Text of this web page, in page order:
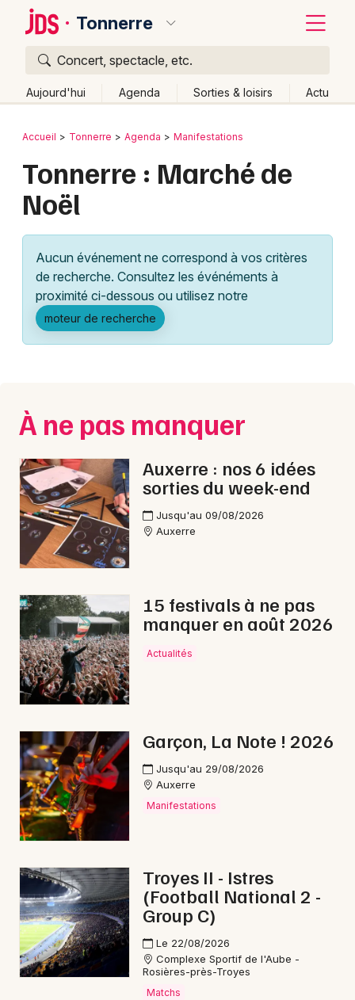
Tonnerre
Concert, spectacle, etc.
Aujourd'hui Agenda Sorties & loisirs Actu
Publier un événement
Grands événements
Activité & Expérience
Manifestations
Foires & salons
Concerts
Sports
Soirées
Sorties famille
Sorties & loisirs
Marché de Noël dans l' Yonne
Marché de Noël en Bourgogne
Marché de Noël en Bourgogne-Franche-Comté
Newsletter des sorties
Artistes en tournée
Actus à Tonnerre
Magazine à Tonnerre
Bordeaux
Colmar
Lille
Lyon
Marseille
Mulhouse
Nice
Paris
Strasbourg
Toulouse
Toutes les villes
Retour
Accueil Tonnerre Agenda Manifestations
Tonnerre : Marché de
Noël
Aucun événement ne correspond à vos critères
de recherche. Consultez les événéments à
proximité ci-dessous ou utilisez notre
moteur de recherche
À ne pas manquer
Auxerre : nos 6 idées
sorties du week-end
Jusqu'au 09/08/2026
Auxerre
15 festivals à ne pas
manquer en août 2026
Actualités
Garçon, La Note ! 2026
Jusqu'au 29/08/2026
Auxerre
Manifestations
Troyes II - Istres
(Football National 2 -
Group C)
Le 22/08/2026
Complexe Sportif de l'Aube -
Rosières-près-Troyes
Matchs
Quoi ?
Où ?
Partout
Près de moi Changer de lieu
Quand ?
Aujourd'hui
Demain Ce week-end Autre